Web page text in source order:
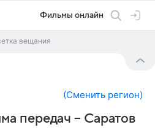
Фильмы онлайн
вещания
(Сменить регион)
передач – Саратов